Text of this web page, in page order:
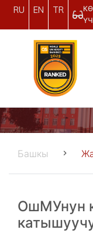
RU EN TR
Башкы
ОшМУнун